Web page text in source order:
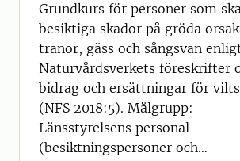
Grundkurs för personer som
besiktiga skador på gröda
tranor, gäss och sångsvan
Naturvårdsverkets föreskrifter
bidrag och ersättningar för
(NFS 2018:5). Målgrupp:
Länsstyrelsens personal
(besiktningspersoner och